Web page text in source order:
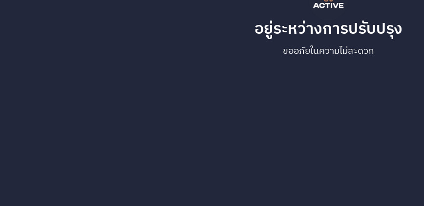
อยู่ระหว่างการปรับปรุง
ขออภัยในความไม่สะดวก